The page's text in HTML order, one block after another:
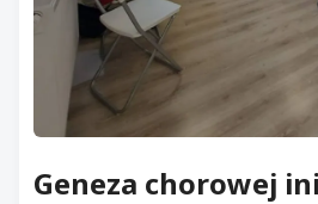
Geneza chorowej